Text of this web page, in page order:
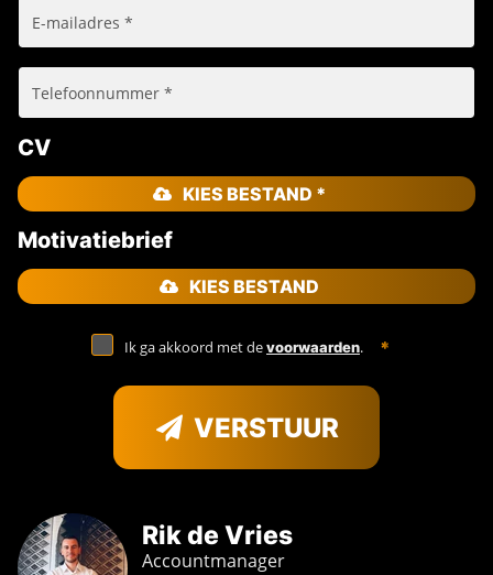
Rik de Vries
Accountmanager
CV
KIES BESTAND *
Motivatiebrief
KIES BESTAND
Ik ga akkoord met devoorwaarden.
VERSTUUR